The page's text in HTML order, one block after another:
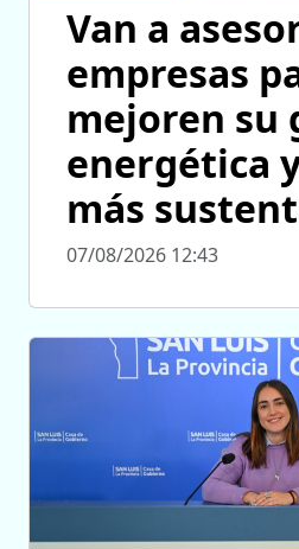
Van a
empresas
mejoren su
energética
más
07/08/2026 12:43